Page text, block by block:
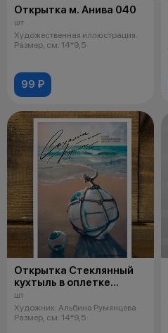
Открытка м. Анива 040
шт
Художественная иллюстрация.
Размер, см: 14*9,5
99 ₽
Открытка Стеклянный
кухтыль в оплетке
(Древний рыбацкий
поплавок). Карафуто 039
шт
Художник: Альбина Румянцева
Размер, см: 14*9,5